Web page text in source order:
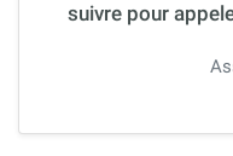
suivre pour